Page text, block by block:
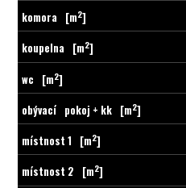
komora [m2]
koupelna [m2]
wc [m2]
obývací pokoj + kk [m2]
místnost 1 [m2]
místnost 2 [m2]